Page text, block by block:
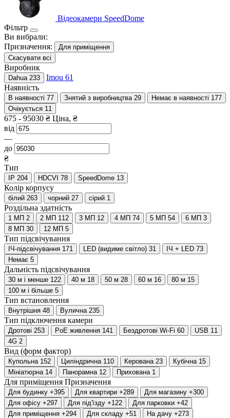
Відеокамери SpeedDome
Фільтр
Ви вибрали:
Призначення:
Для приміщення
Скасувати всі
Виробник
Dahua 233 Imou 61
Наявність
В наявності 77 Знятий з виробництва 29 Немає в наявності 177
Очікується 11
675 - 95030 ₴ Ціна, ₴
від
—
до
₴
Тип
IP 204 HDCVI 78 SpeedDome 13
Колір корпусу
білий 263 чорний 27 сірий 1
Роздільна здатність
1 МП 2 2 МП 112 3 МП 12 4 МП 74 5 МП 54 6 МП 3
8 МП 30 12 МП 5
Тип підсвічування
IЧ-підсвічування 171 LED (видиме світло) 31 ІЧ + LED 73
Немає 5
Дальність підсвічування
30 м і менше 122 40 м 18 50 м 28 60 м 16 80 м 15
100 м і більше 5
Тип встановлення
Внутрішня 48 Вулична 235
Тип підключення камери
Дротові 253 PoE живлення 141 Бездротові Wi-Fi 60 USB 11
4G 2
Вид (форм фактор)
Купольна 152 Циліндрична 110 Керована 23 Кубічна 15
Мініатюрна 14 Панорамна 12 Прихована 1
Для приміщення Призначення
Для будинку +395 Для квартири +289 Для магазину +300
Для офісу +297 Для під'їзду +122 Для парковки +42
Для приміщення +294 Для складу +51 На дачу +273